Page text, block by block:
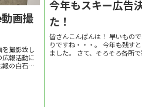
画撮
撮影致し
報活動に
の白石を
今年もスキー広告
た！
皆さんこんばんは！ 早いもの
りですね・・・。 今年も残す
ました。 さて、そろそろ各所で